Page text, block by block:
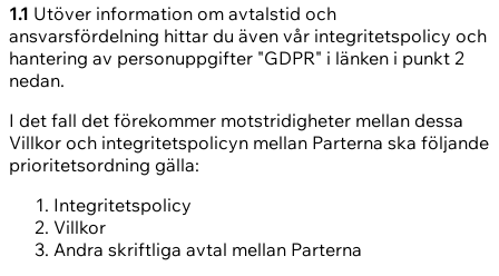
1.1 Utöver information om avtalstid och
ansvarsfördelning hittar du även vår integritetspolicy och
hantering av personuppgifter "GDPR" i länken i punkt 2
nedan.
I det fall det förekommer motstridigheter mellan dessa
Villkor och integritetspolicyn mellan Parterna ska följande
prioritetsordning gälla:
Integritetspolicy
Villkor
Andra skriftliga avtal mellan Parterna